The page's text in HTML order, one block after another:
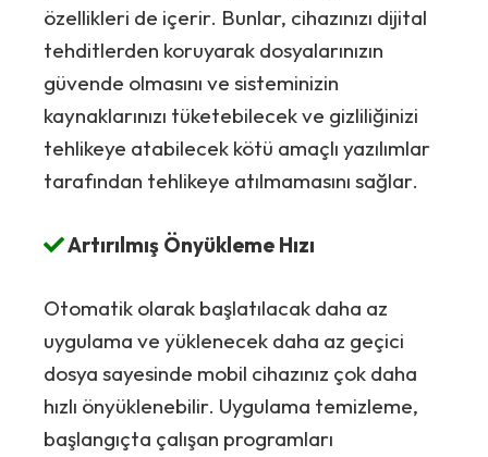
özellikleri de içerir. Bunlar, cihazınızı dijital
tehditlerden koruyarak dosyalarınızın
güvende olmasını ve sisteminizin
kaynaklarınızı tüketebilecek ve gizliliğinizi
tehlikeye atabilecek kötü amaçlı yazılımlar
tarafından tehlikeye atılmamasını sağlar.
Artırılmış Önyükleme Hızı
Otomatik olarak başlatılacak daha az
uygulama ve yüklenecek daha az geçici
dosya sayesinde mobil cihazınız çok daha
hızlı önyüklenebilir. Uygulama temizleme,
başlangıçta çalışan programları